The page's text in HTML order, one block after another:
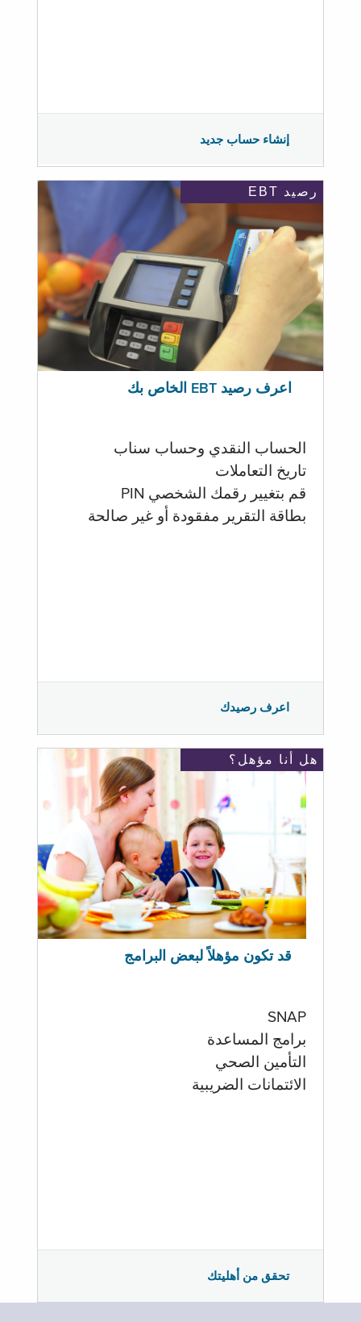
إنشاء حساب جديد
رصيد EBT
اعرف رصيد EBT الخاص بك
الحساب النقدي وحساب سناب
تاريخ التعاملات
قم بتغيير رقمك الشخصي PIN
بطاقة التقرير مفقودة أو غير صالحة
اعرف رصيدك
هل أنا مؤهل؟
قد تكون مؤهلاً لبعض البرامج
SNAP
برامج المساعدة
التأمين الصحي
الائتمانات الضريبية
تحقق من أهليتك